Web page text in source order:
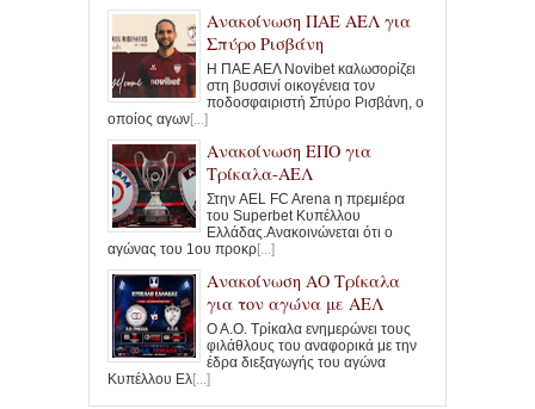
Ανακοίνωση ΠΑΕ ΑΕΛ για
Σπύρο Ρισβάνη
Η ΠΑΕ ΑΕΛ Novibet καλωσορίζει
στη βυσσινί οικογένεια τον
ποδοσφαιριστή Σπύρο Ρισβάνη, ο
οποίος αγων[...]
Ανακοίνωση ΕΠΟ για
Τρίκαλα-ΑΕΛ
Στην AEL FC Arena η πρεμιέρα
του Superbet Κυπέλλου
Ελλάδας.Ανακοινώνεται ότι ο
αγώνας του 1ου προκρ[...]
Ανακοίνωση ΑΟ Τρίκαλα
για τον αγώνα με ΑΕΛ
Ο Α.Ο. Τρίκαλα ενημερώνει τους
φιλάθλους του αναφορικά με την
έδρα διεξαγωγής του αγώνα
Κυπέλλου Ελ[...]